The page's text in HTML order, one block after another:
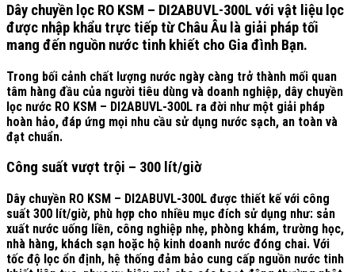
Dây chuyền lọc RO KSM – DI2ABUVL-300L với vật liệu lọc
được nhập khẩu trực tiếp từ Châu Âu là giải pháp tối
mang đến nguồn nước tinh khiết cho Gia đình Bạn.
Trong bối cảnh chất lượng nước ngày càng trở thành mối quan
tâm hàng đầu của người tiêu dùng và doanh nghiệp, dây chuyền
lọc nước RO KSM – DI2ABUVL-300L ra đời như một giải pháp
hoàn hảo, đáp ứng mọi nhu cầu sử dụng nước sạch, an toàn và
đạt chuẩn.
Công suất vượt trội – 300 lít/giờ
Dây chuyền RO KSM – DI2ABUVL-300L được thiết kế với công
suất 300 lít/giờ, phù hợp cho nhiều mục đích sử dụng như: sản
xuất nước uống liền, công nghiệp nhẹ, phòng khám, trường học,
nhà hàng, khách sạn hoặc hộ kinh doanh nước đóng chai. Với
tốc độ lọc ổn định, hệ thống đảm bảo cung cấp nguồn nước tinh